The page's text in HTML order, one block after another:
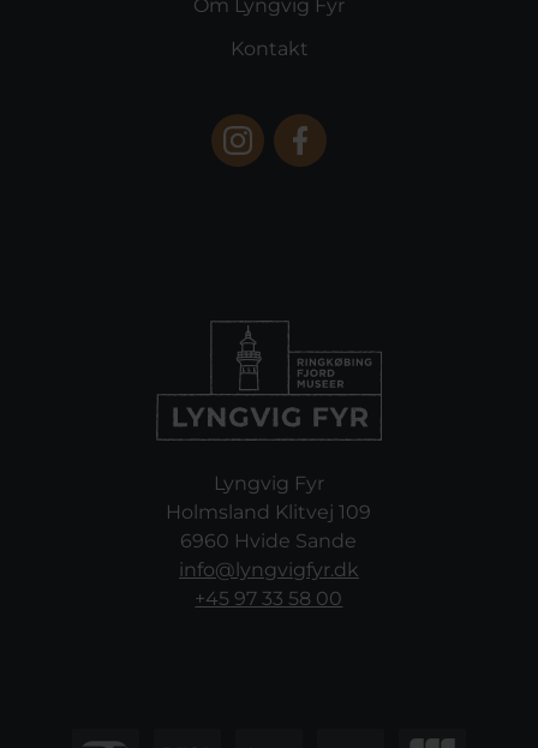
Om Lyngvig Fyr
Kontakt
Lyngvig Fyr
Holmsland Klitvej 109
6960 Hvide Sande
info@lyngvigfyr.dk
+45 97 33 58 00